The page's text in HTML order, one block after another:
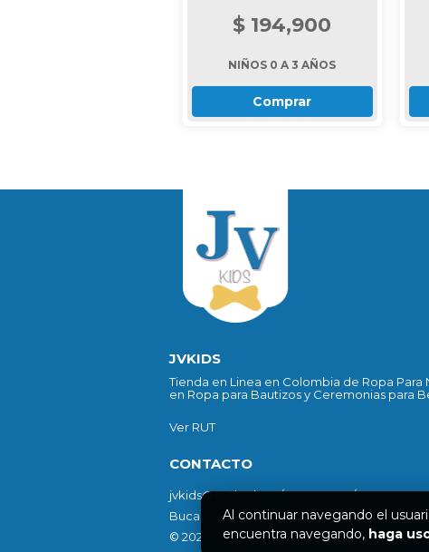
$ 194,900
NIÑOS 0 A 3 AÑOS
Comprar
JVKIDS
Tienda en Linea en Colombia de Ropa Para
en Ropa para Bautizos y Ceremonias para
Ver RUT
CONTACTO
jvkids@outlook.es / 3102157092 / 3102157092
Bucaramanga, Cra 22 # 55-21 / Bogotá -Cra
© 2026 Todos los derechos reservados
Al continuar navegando el
encuentra navegando, haga